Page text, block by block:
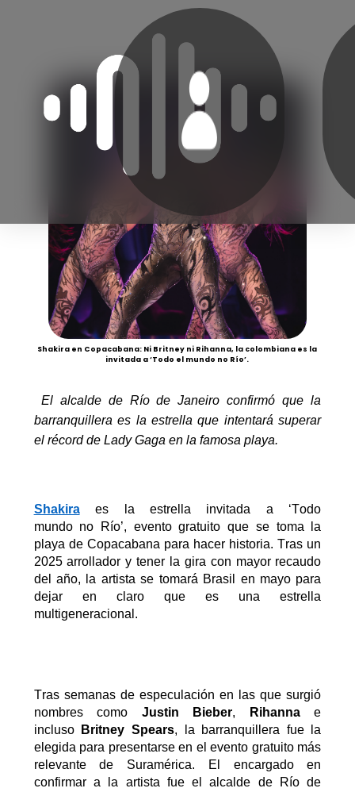
Shakira en Copacabana: Ni Britney ni Rihanna, la colombiana es la
invitada a ‘Todo el mundo no Río’.
El alcalde de Río de Janeiro confirmó que la
barranquillera es la estrella que intentará superar
el récord de Lady Gaga en la famosa playa.
Shakiraes la estrella invitada a ‘Todo
mundo no Río’, evento gratuito que se toma la
playa de Copacabana para hacer historia. Tras un
2025 arrollador ytener la gira con mayor recaudo
del año, la artista se tomará Brasil en mayo para
dejar en claro que es una estrella
multigeneracional.
Tras semanas de especulación en las que surgió
nombres como Justin Bieber, Rihannae
incluso
Britney Spears, la barranquillera fue la
elegida para presentarse en el evento gratuito más
relevante de Suramérica. El encargado en
confirmar a la artista fue el alcalde de Río de